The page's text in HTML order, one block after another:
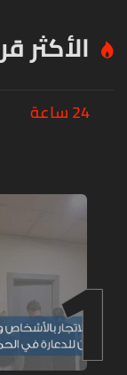
الأكثر
24 ساعة
1